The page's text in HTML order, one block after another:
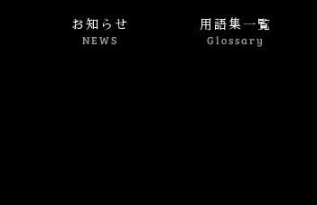
お知らせ
NEWS
用語集一覧
Glossary